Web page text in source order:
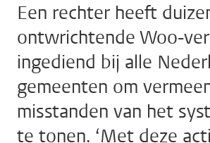
Een rechter heeft
ontwrichtende Woo-
ingediend bij alle
gemeenten om
misstanden van het
te tonen. ‘Met deze